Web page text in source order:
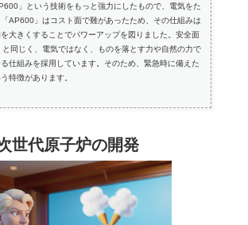
」という技術をもっと強力にしたもので、電気をた
AP600」はコスト面で難があったため、その仕組みは
大きくすることでパワーアップを図りました。安全面
同じく、電気ではなく、ものを落とす力や自然の力で
仕組みを採用しています。そのため、緊急時に備えた
特徴があります。
世代原子炉の開発